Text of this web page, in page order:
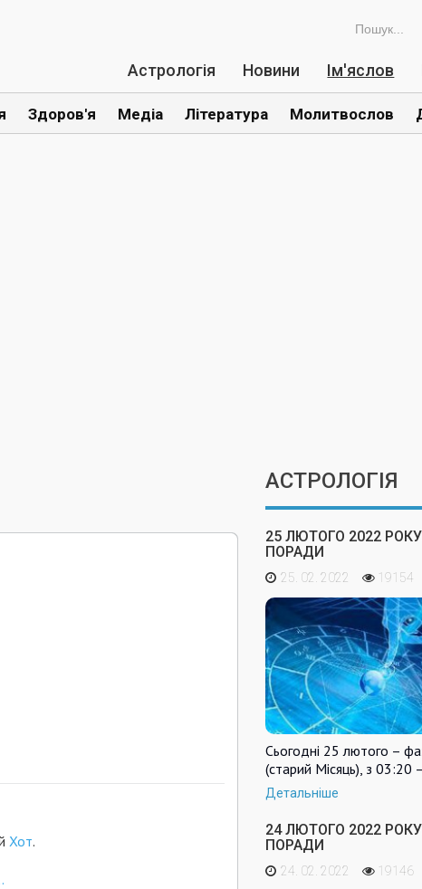
Астрологія Новини Ім'яслов
Здоров'я Медіа Література Молитвослов
Хот.
АСТРОЛОГІЯ
25 ЛЮТОГО 2022
ПОРАДИ
25. 02. 2022 19154
Сьогодні 25 лютого –
(старий Місяць), з 03:20
Детальніше
24 ЛЮТОГО 2022
ПОРАДИ
24. 02. 2022 19146